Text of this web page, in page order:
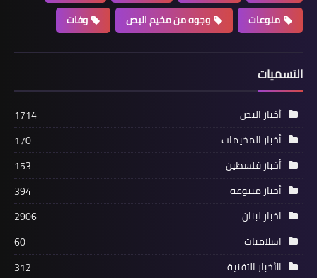
أخبار المخيمات
يصل إلى مستشفى "الهمشري" لإجراء
عمليات جراحية
منوعات
وجوه من مخيم البص وفات
التسميات
أخبار البص
1714
أخبار المخيمات
170
أخبار فلسطين
153
أخبار متنوعة
394
اخبار لبنان
2906
اسلاميات
60
الأخبار التقنية
312